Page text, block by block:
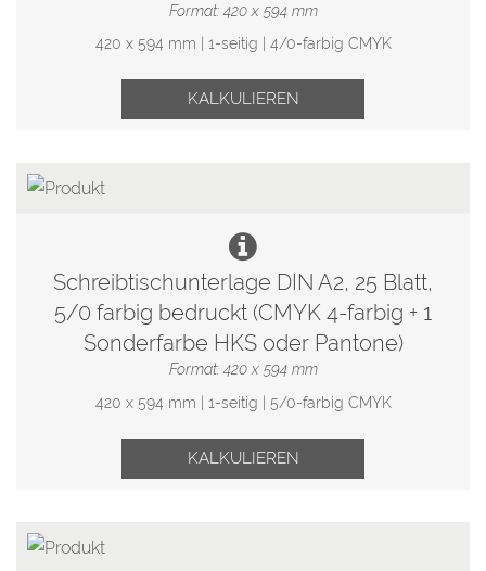
Format: 420 x 594 mm
420 x 594 mm | 1-seitig | 4/0-farbig CMYK
KALKULIEREN
Schreibtischunterlage DIN A2, 25 Blatt,
5/0 farbig bedruckt (CMYK 4-farbig + 1
Sonderfarbe HKS oder Pantone)
Format: 420 x 594 mm
420 x 594 mm | 1-seitig | 5/0-farbig CMYK
KALKULIEREN